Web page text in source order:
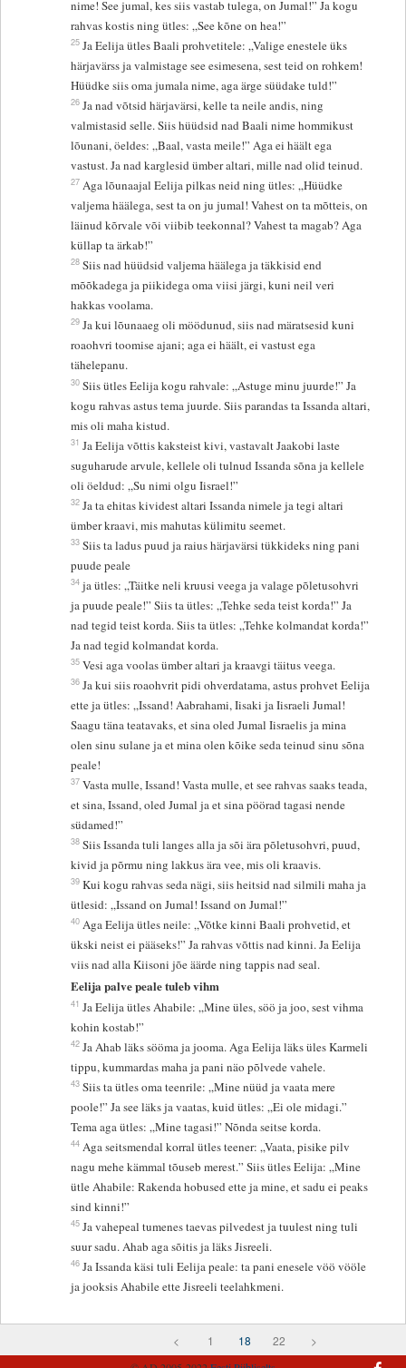
nime! See jumal, kes siis vastab tulega, on Jumal!” Ja kogu
rahvas kostis ning ütles: „See kõne on hea!”
25 Ja Eelija ütles Baali prohvetitele: „Valige enestele üks
härjavärss ja valmistage see esimesena, sest teid on rohkem!
Hüüdke siis oma jumala nime, aga ärge süüdake tuld!”
26 Ja nad võtsid härjavärsi, kelle ta neile andis, ning
valmistasid selle. Siis hüüdsid nad Baali nime hommikust
lõunani, öeldes: „Baal, vasta meile!” Aga ei häält ega
vastust. Ja nad karglesid ümber altari, mille nad olid teinud.
27 Aga lõunaajal Eelija pilkas neid ning ütles: „Hüüdke
valjema häälega, sest ta on ju jumal! Vahest on ta mõtteis, on
läinud kõrvale või viibib teekonnal? Vahest ta magab? Aga
küllap ta ärkab!”
28 Siis nad hüüdsid valjema häälega ja täkkisid end
mõõkadega ja piikidega oma viisi järgi, kuni neil veri
hakkas voolama.
29 Ja kui lõunaaeg oli möödunud, siis nad märatsesid kuni
roaohvri toomise ajani; aga ei häält, ei vastust ega
tähelepanu.
30 Siis ütles Eelija kogu rahvale: „Astuge minu juurde!” Ja
kogu rahvas astus tema juurde. Siis parandas ta Issanda altari,
mis oli maha kistud.
31 Ja Eelija võttis kaksteist kivi, vastavalt Jaakobi laste
suguharude arvule, kellele oli tulnud Issanda sõna ja kellele
oli öeldud: „Su nimi olgu Iisrael!”
32 Ja ta ehitas kividest altari Issanda nimele ja tegi altari
ümber kraavi, mis mahutas külimitu seemet.
33 Siis ta ladus puud ja raius härjavärsi tükkideks ning pani
puude peale
34 ja ütles: „Täitke neli kruusi veega ja valage põletusohvri
ja puude peale!” Siis ta ütles: „Tehke seda teist korda!” Ja
nad tegid teist korda. Siis ta ütles: „Tehke kolmandat korda!”
Ja nad tegid kolmandat korda.
35 Vesi aga voolas ümber altari ja kraavgi täitus veega.
36 Ja kui siis roaohvrit pidi ohverdatama, astus prohvet Eelija
ette ja ütles: „Issand! Aabrahami, Iisaki ja Iisraeli Jumal!
Saagu täna teatavaks, et sina oled Jumal Iisraelis ja mina
olen sinu sulane ja et mina olen kõike seda teinud sinu sõna
peale!
37 Vasta mulle, Issand! Vasta mulle, et see rahvas saaks teada,
et sina, Issand, oled Jumal ja et sina pöörad tagasi nende
südamed!”
38 Siis Issanda tuli langes alla ja sõi ära põletusohvri, puud,
kivid ja põrmu ning lakkus ära vee, mis oli kraavis.
39 Kui kogu rahvas seda nägi, siis heitsid nad silmili maha ja
ütlesid: „Issand on Jumal! Issand on Jumal!”
40 Aga Eelija ütles neile: „Võtke kinni Baali prohvetid, et
ükski neist ei pääseks!” Ja rahvas võttis nad kinni. Ja Eelija
viis nad alla Kiisoni jõe äärde ning tappis nad seal.
Eelija palve peale tuleb vihm
41 Ja Eelija ütles Ahabile: „Mine üles, söö ja joo, sest vihma
kohin kostab!”
42 Ja Ahab läks sööma ja jooma. Aga Eelija läks üles Karmeli
tippu, kummardas maha ja pani näo põlvede vahele.
43 Siis ta ütles oma teenrile: „Mine nüüd ja vaata mere
poole!” Ja see läks ja vaatas, kuid ütles: „Ei ole midagi.”
Tema aga ütles: „Mine tagasi!” Nõnda seitse korda.
44 Aga seitsmendal korral ütles teener: „Vaata, pisike pilv
nagu mehe kämmal tõuseb merest.” Siis ütles Eelija: „Mine
ütle Ahabile: Rakenda hobused ette ja mine, et sadu ei peaks
sind kinni!”
45 Ja vahepeal tumenes taevas pilvedest ja tuulest ning tuli
suur sadu. Ahab aga sõitis ja läks Jisreeli.
46 Ja Issanda käsi tuli Eelija peale: ta pani enesele vöö vööle
ja jooksis Ahabile ette Jisreeli teelahkmeni.
< 1 18 22 >